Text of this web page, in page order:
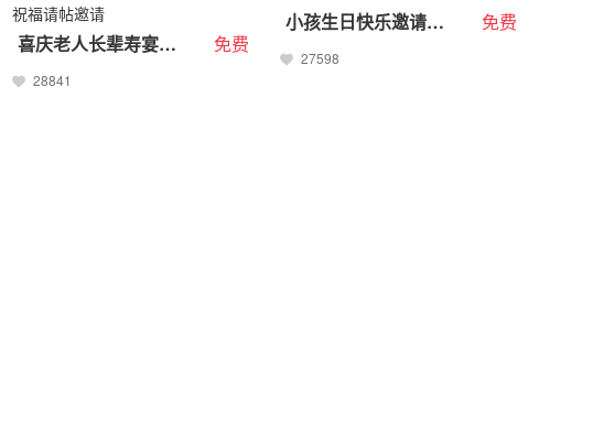
喜庆老人长辈寿宴祝寿生日长寿祝福请帖邀请 免费
28841
小孩生日快乐邀请函贺卡 免费
27598